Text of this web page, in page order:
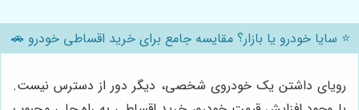
⭐️ سایا خودرو یا بازار؟ مقایسه جامع برای خرید اقساطی خودرو 🚗
رویای داشتن یک خودروی شخصی، دیگر دور از دسترس نیست.